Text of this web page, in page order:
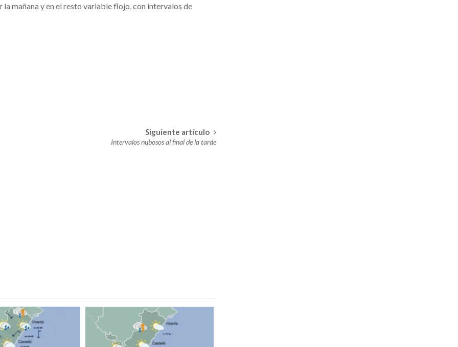
y adyacentes
Adelantan los cambios en el tiempo a partir del miércoles
mañana y en el resto variable flojo, con intervalos de
Siguiente artículo
Intervalos nubosos al final de la tarde